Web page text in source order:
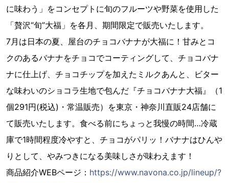
に味わう」をコンセプトに旬のフルーツや野菜を使用した
「贅沢“旬”大福」を各月、期間限定で販売いたします。
7月は日本の夏、屋台のチョコバナナが大福に！甘みとコ
クのあるバナナをチョコでコーティングして、チョコバナ
ナに仕上げ、チョコチップを加えたミルクあんと、ビター
な味わいのショコラ生地で包んだ『チョコバナナ大福』（1
個291円(税込)・常温販売）を東京・神奈川直販24店舗に
て販売いたします。食べる前にちょっと我慢の時間…冷蔵
庫で1時間程度冷やすと、チョコがパリッ！バナナはひんや
りとして、やみつきになる美味しさが味わえます！
商品紹介WEBページ： https://www.navona.co.jp/lineup/?